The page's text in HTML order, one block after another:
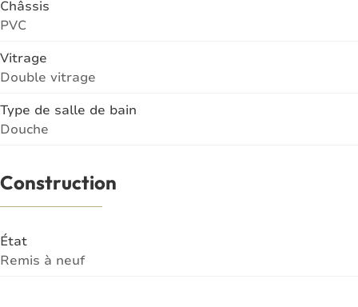
Châssis
PVC
Vitrage
Double vitrage
Type de salle de bain
Douche
Construction
État
Remis à neuf